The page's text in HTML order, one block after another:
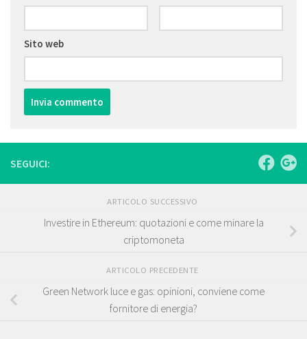
Sito web
SEGUICI:
ARTICOLO SUCCESSIVO
Investire in Ethereum: quotazioni e come minare la
criptomoneta
ARTICOLO PRECEDENTE
Green Network luce e gas: opinioni, conviene come
fornitore di energia?